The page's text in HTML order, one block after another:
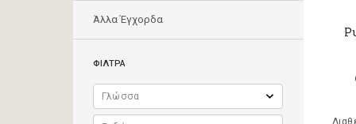
Άλλα Έγχορδα
ΦΙΛΤΡΑ